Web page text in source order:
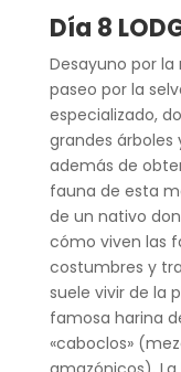
Día 8
Desayuno por
paseo por la
especializado,
grandes árboles
además de
fauna de esta
de un nativo
cómo viven las
costumbres y
suele vivir de la
famosa harina
«caboclos»